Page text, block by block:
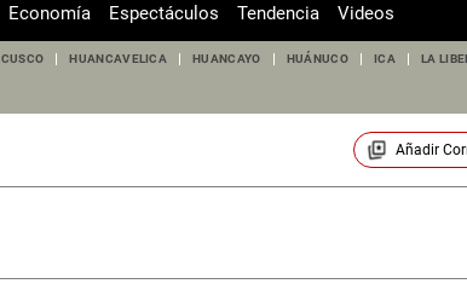
Economía Espectáculos Tendencia Videos
CUSCO HUANCAVELICA HUANCAYO HUÁNUCO ICA LA
Añadir